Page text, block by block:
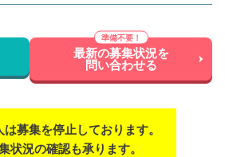
最新の募集状況を
問い合わせる
募集を停止しております。
状況の確認も承ります。